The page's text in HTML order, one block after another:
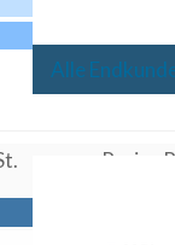
Preise
Alle